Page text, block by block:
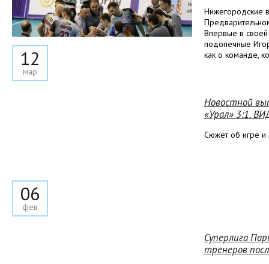
12
мар
Нижегородские
Впервые в своей
подопечные
как о команде,
06
фев
Новостной
«Урал» 3:1.
Сюжет об игре и
Суперлига
тренеров